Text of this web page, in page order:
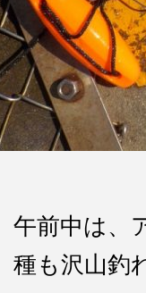
午前中は、
種も沢山釣